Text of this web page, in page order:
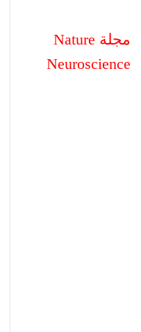
مجلة Nature
Neuroscience